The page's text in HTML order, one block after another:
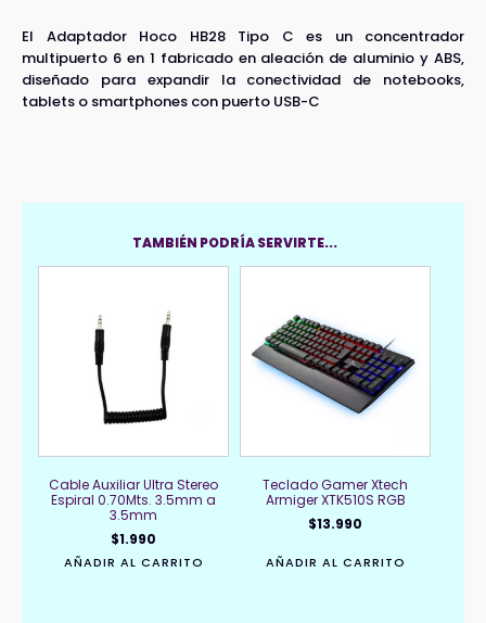
cantidad
El Adaptador Hoco HB28 Tipo C es un concentrador
multipuerto 6 en 1 fabricado en aleación de aluminio y ABS,
diseñado para expandir la conectividad de notebooks,
tablets o smartphones con puerto USB-C
TAMBIÉN PODRÍA SERVIRTE...
Cable Auxiliar Ultra Stereo
Espiral 0.70Mts. 3.5mm a
3.5mm
$1.990
AÑADIR AL CARRITO
Teclado Gamer Xtech
Armiger XTK510S RGB
$13.990
AÑADIR AL CARRITO